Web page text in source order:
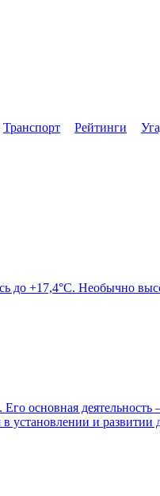
Транспорт Рейтинги
до +17,4°С. Необычно
Его основная
установлении и развитии